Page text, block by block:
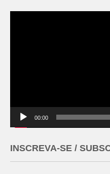
00:00
INSCREVA-SE /